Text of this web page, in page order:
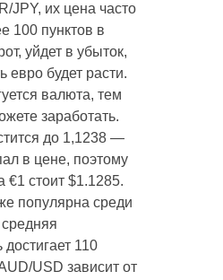
JPY, их цена часто
100 пунктов в
уйдет в убыток,
евро будет расти.
валюта, тем
заработать.
до 1,1238 —
в цене, поэтому
€1 стоит $1.1285.
популярна среди
достигает 110
USD зависит от